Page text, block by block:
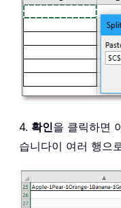
4. 확인을 클릭하면
습니다이 여러 행으